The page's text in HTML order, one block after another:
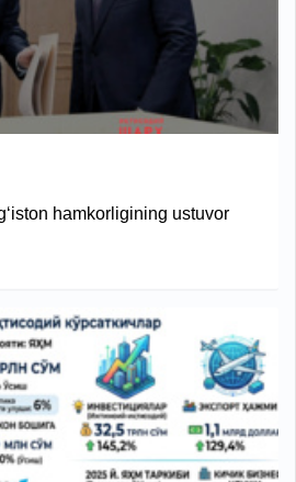
hamkorligining ustuvor